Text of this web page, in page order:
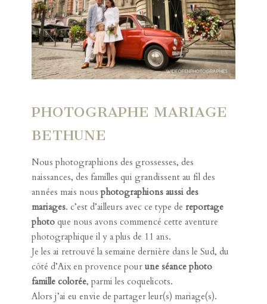
PHOTOGRAPHE MARIAGE
BETHUNE
Nous photographions des grossesses, des
naissances, des familles qui grandissent au fil des
années mais nousphotographions aussi des
mariages. c’est d’ailleurs avec ce type de reportage
photoque nous avons commencé cette aventure
photographique il y a plus de 11 ans.
Je les ai retrouvé la semaine dernière dans le Sud, du
côté d’Aix en provence pour une séance photo
famille colorée, parmi les coquelicots.
Alors j’ai eu envie de partager leur(s) mariage(s).